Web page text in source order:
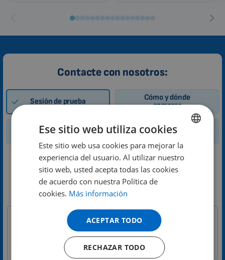
Contacte con nosotros:
Sesión de prueba
Cómo y dónde
comprar
Alquiler Consulta general
Solicitud de sesión de prueba de la
magnetoterapia 3D
ENGLISH
DUTCH
GERMAN
SPANISH
CATALAN
Ese sitio web utiliza cookies
Este sitio web usa cookies para mejorar la
experiencia del usuario. Al utilizar nuestro
sitio web, usted acepta todas las cookies
de acuerdo con nuestra Política de
cookies. Más información
ACEPTAR TODO
RECHAZAR TODO